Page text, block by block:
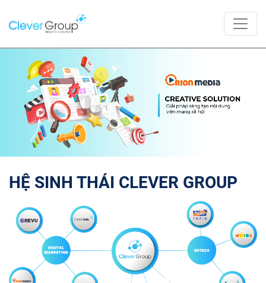
HỆ SINH THÁI CLEVER GROUP